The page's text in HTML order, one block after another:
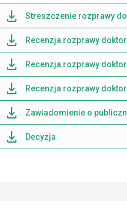
Streszczenie rozprawy
Recenzja rozprawy
Recenzja rozprawy
Recenzja rozprawy
Zawiadomienie o
Decyzja